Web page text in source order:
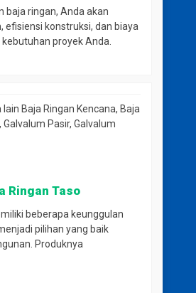
baja ringan, Anda akan
konstruksi, dan biaya
proyek Anda.
Baja Ringan Kencana, Baja
Pasir, Galvalum
Ringan Taso
beberapa keunggulan
pilihan yang baik
Produknya